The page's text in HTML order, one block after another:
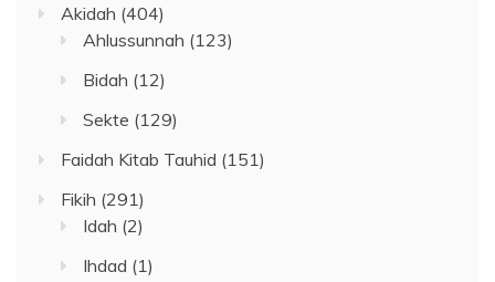
Akidah (404)
Ahlussunnah (123)
Bidah (12)
Sekte (129)
Faidah Kitab Tauhid (151)
Fikih (291)
Idah (2)
Ihdad (1)